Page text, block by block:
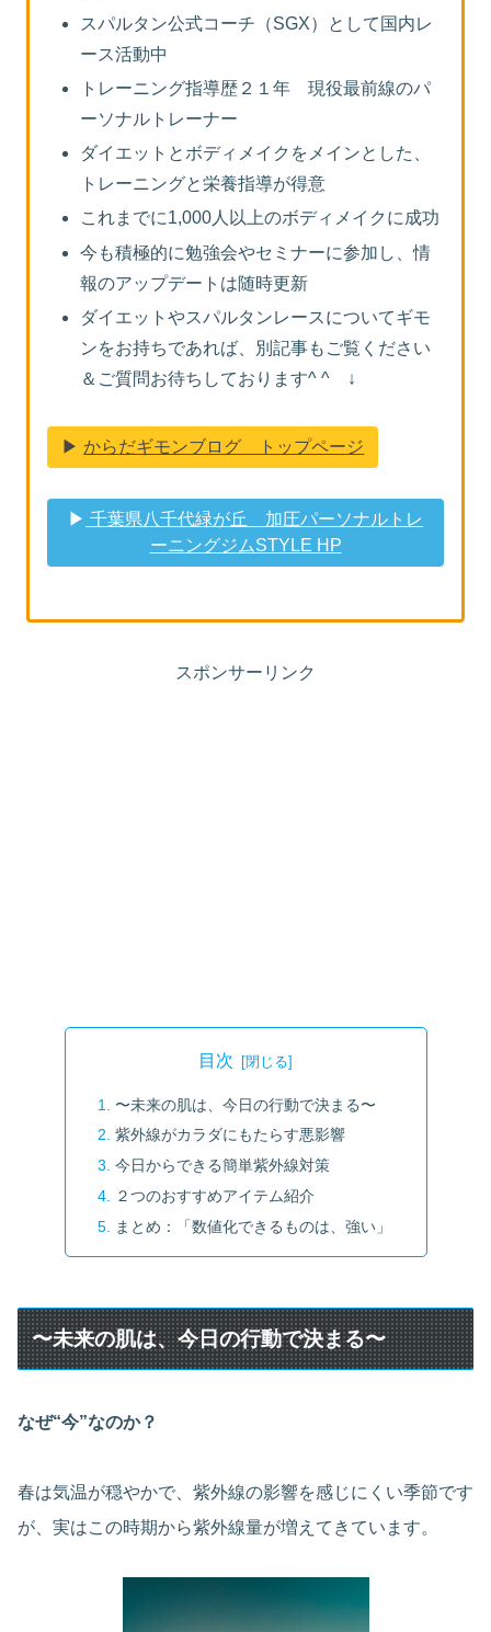
スパルタン公式コーチ（SGX）として国内レ
ース活動中
トレーニング指導歴２１年 現役最前線のパ
ーソナルトレーナー
ダイエットとボディメイクをメインとした、
トレーニングと栄養指導が得意
これまでに1,000人以上のボディメイクに成功
今も積極的に勉強会やセミナーに参加し、情
報のアップデートは随時更新
ダイエットやスパルタンレースについてギモ
ンをお持ちであれば、別記事もご覧ください
＆ご質問お待ちしております^ ^ ↓
▶︎からだギモンブログ トップページ
▶︎ 千葉県八千代緑が丘 加圧パーソナルトレ
ーニングジムSTYLE HP
スポンサーリンク
目次
〜未来の肌は、今日の行動で決まる〜
紫外線がカラダにもたらす悪影響
今日からできる簡単紫外線対策
２つのおすすめアイテム紹介
まとめ：「数値化できるものは、強い」
〜未来の肌は、今日の行動で決まる〜
なぜ“今”なのか？
春は気温が穏やかで、紫外線の影響を感じにくい季節です
が、実はこの時期から紫外線量が増えてきています。